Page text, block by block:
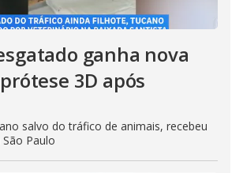
ganha nova
3D após
salvo do tráfico de animais, recebeu
Paulo